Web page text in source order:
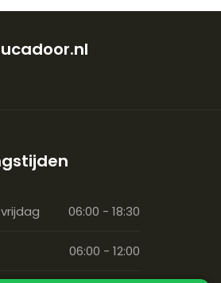
06:00 - 18:30
06:00 - 12:00